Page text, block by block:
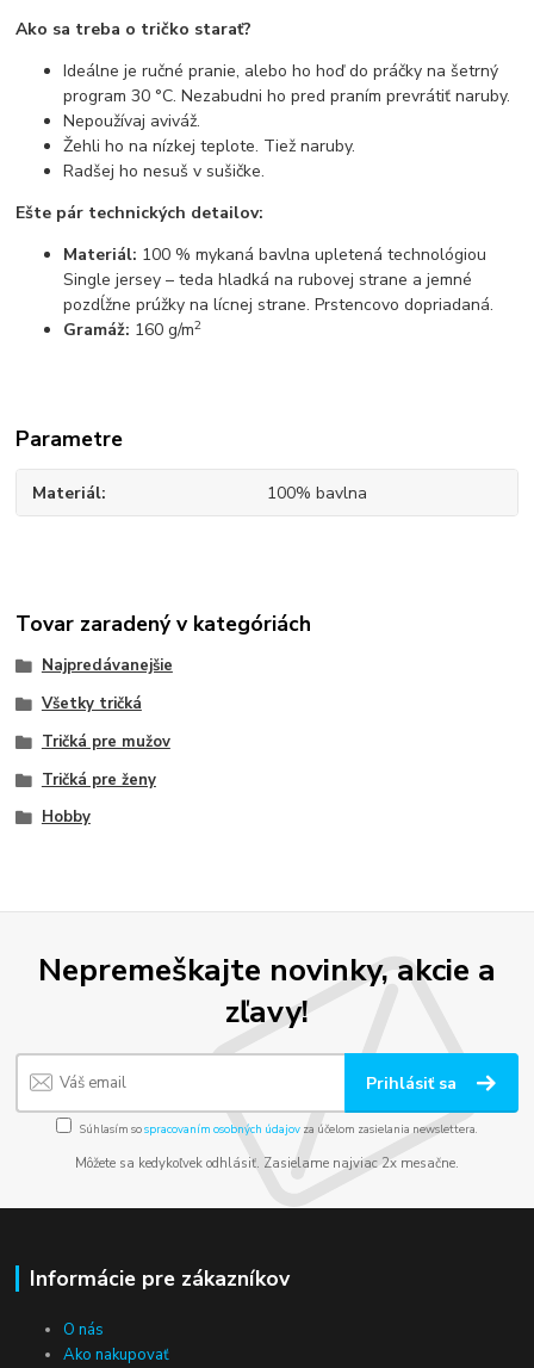
Ako sa treba o tričko starať?
Ideálne je ručné pranie, alebo ho hoď do práčky na šetrný
program 30 °C. Nezabudni ho pred praním prevrátiť naruby.
Nepoužívaj aviváž.
Žehli ho na nízkej teplote. Tiež naruby.
Radšej ho nesuš v sušičke.
Ešte pár technických detailov:
Materiál: 100 % mykaná bavlna upletená technológiou
Single jersey – teda hladká na rubovej strane a jemné
pozdĺžne prúžky na lícnej strane. Prstencovo dopriadaná.
Gramáž: 160 g/m2
Parametre
Materiál 100% bavlna
Tovar zaradený v kategóriách
Najpredávanejšie
Všetky tričká
Tričká pre mužov
Tričká pre ženy
Hobby
Nepremeškajte novinky, akcie a
zľavy!
Prihlásiť sa
Súhlasím sospracovaním osobných údajov za účelom zasielania newslettera.
Môžete sa kedykoľvek odhlásiť. Zasielame najviac 2x mesačne.
Informácie pre zákazníkov
O nás
Ako nakupovať